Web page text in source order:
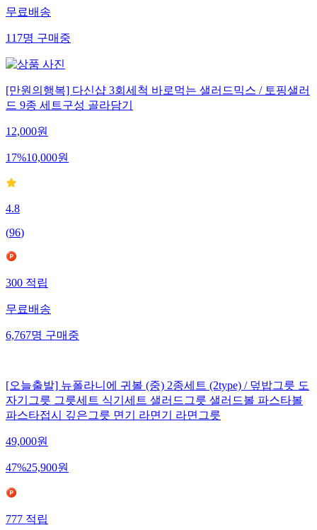
무료배송
117명 구매중
[만원의행복] 다신샵 3회세척 바로먹는 샐러드믹스 / 토핑샐러
드 9종 세트구성 골라담기
12,000원
17%10,000원
4.8
(96)
300 적립
무료배송
6,767명 구매중
[오늘출발] 뉴폴라니에 귀볼 (중) 2종세트 (2type) / 덮밥그릇 도
자기그릇 그릇세트 식기세트 샐러드그릇 샐러드볼 파스타볼
파스타접시 깊은그릇 면기 라면기 라면그릇
49,000원
47%25,900원
777적립